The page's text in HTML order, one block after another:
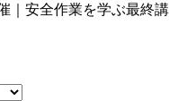
安全作業を学ぶ最終